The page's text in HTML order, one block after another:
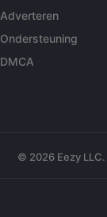
Adverteren
Ondersteuning
DMCA
© 2026 Eezy